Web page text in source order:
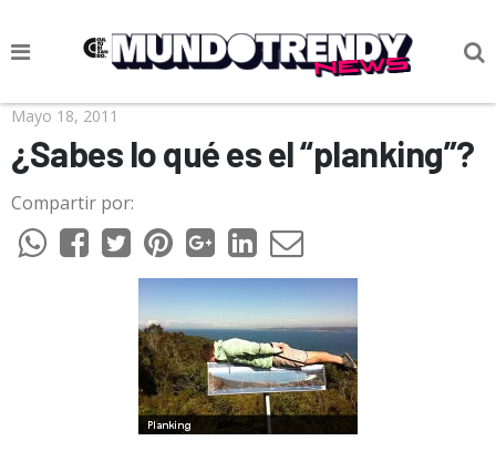
NOTICIAS
CULTURA POP
CIENCIA Y TECNOLOGÍA
VIDA
CULTURIZANDO.COM
Mayo 18, 2011
¿Sabes lo qué es el “planking”?
Compartir por: